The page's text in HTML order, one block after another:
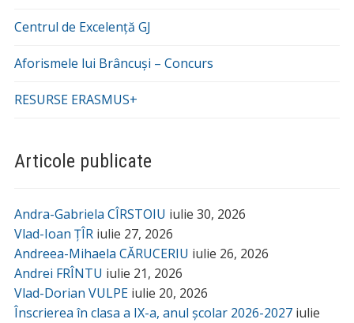
Centrul de Excelență GJ
Aforismele lui Brâncuși – Concurs
RESURSE ERASMUS+
Articole publicate
Andra-Gabriela CÎRSTOIU iulie 30, 2026
Vlad-Ioan ȚÎR iulie 27, 2026
Andreea-Mihaela CĂRUCERIU iulie 26, 2026
Andrei FRÎNTU iulie 21, 2026
Vlad-Dorian VULPE iulie 20, 2026
Înscrierea în clasa a IX-a, anul școlar 2026-2027 iulie